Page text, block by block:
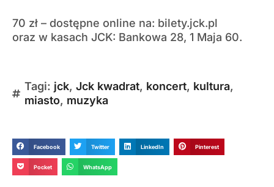
70 zł – dostępne online na: bilety.jck.pl
oraz w kasach JCK: Bankowa 28, 1 Maja 60.
Tagi: jck, Jck kwadrat, koncert, kultura,
miasto, muzyka
Facebook Twitter LinkedIn Pinterest
Pocket WhatsApp